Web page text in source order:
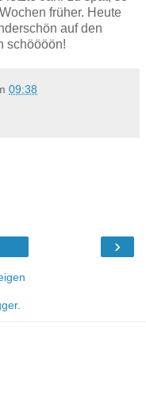
früher. Heute
auf den
schöööön!
09:38
›
.